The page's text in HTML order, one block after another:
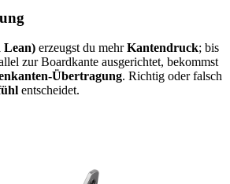
Lean) erzeugst du mehrKantendruck; bis
zur Boardkante ausgerichtet, bekommst
Übertragung. Richtig oder falsch
entscheidet.